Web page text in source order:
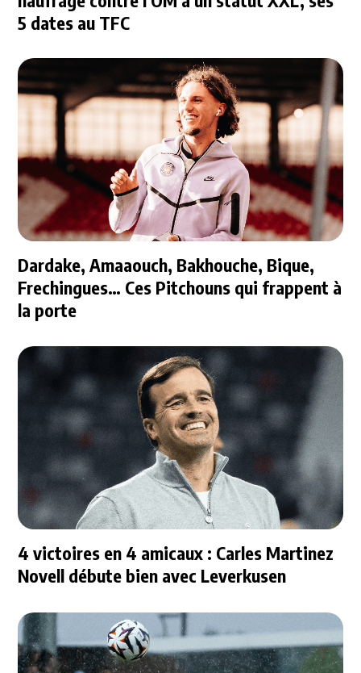
5 dates au TFC
Dardake, Amaaouch, Bakhouche, Bique,
Frechingues… Ces Pitchouns qui frappent à
la porte
4 victoires en 4 amicaux : Carles Martinez
Novell débute bien avec Leverkusen